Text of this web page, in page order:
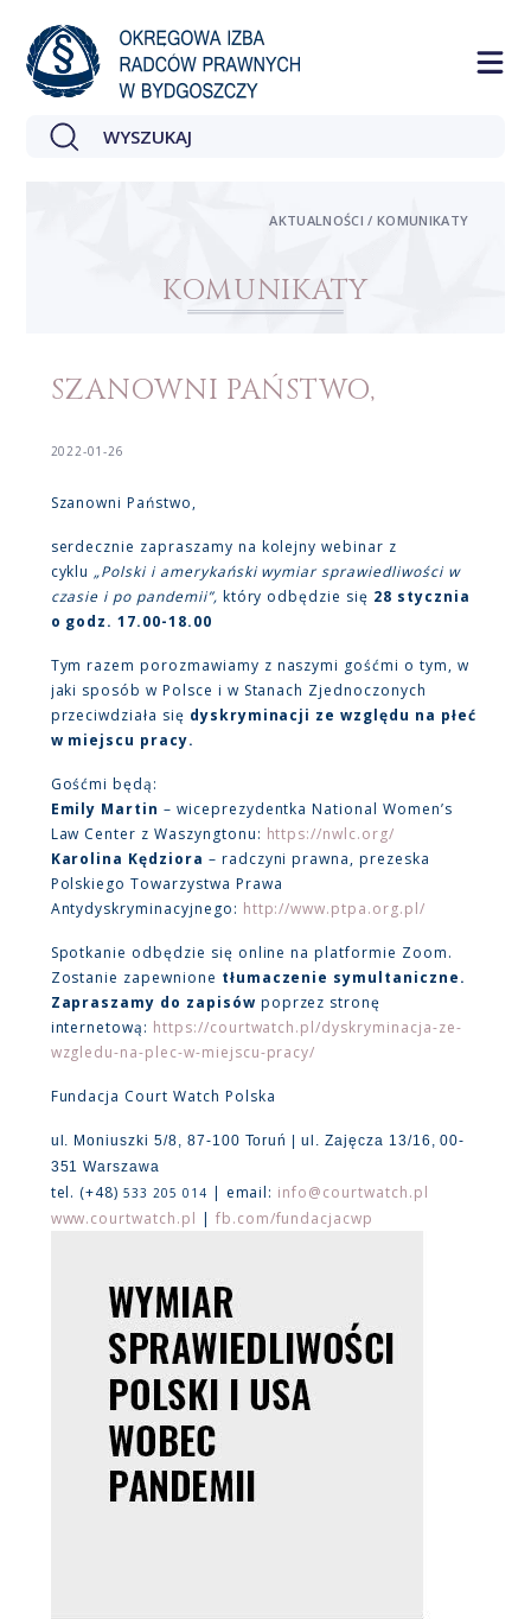
KOMUNIKATY
AKTUALNOŚCI / KOMUNIKATY
SZANOWNI PAŃSTWO,
2022-01-26
Szanowni Państwo,
serdecznie zapraszamy na kolejny webinar z
cyklu „Polski i amerykański wymiar sprawiedliwości w
czasie i po pandemii”, który odbędzie się 28 stycznia
o godz. 17.00-18.00
Tym razem porozmawiamy z naszymi gośćmi o tym, w
jaki sposób w Polsce i w Stanach Zjednoczonych
przeciwdziała się dyskryminacji ze względu na płeć
w miejscu pracy.
Gośćmi będą:
Emily Martin – wiceprezydentka National Women’s
Law Center z Waszyngtonu: https://nwlc.org/
Karolina Kędziora – radczyni prawna, prezeska
Polskiego Towarzystwa Prawa
Antydyskryminacyjnego: http://www.ptpa.org.pl/
Spotkanie odbędzie się online na platformie Zoom.
Zostanie zapewnione tłumaczenie symultaniczne.
Zapraszamy do zapisów poprzez stronę
internetową: https://courtwatch.pl/dyskryminacja-ze-
wzgledu-na-plec-w-miejscu-pracy/
Fundacja Court Watch Polska
ul. Moniuszki 5/8, 87-100 Toruń | ul. Zajęcza 13/16, 00-
351 Warszawa
tel. (+48)533 205 014 | email: info@courtwatch.pl
www.courtwatch.pl | fb.com/fundacjacwp